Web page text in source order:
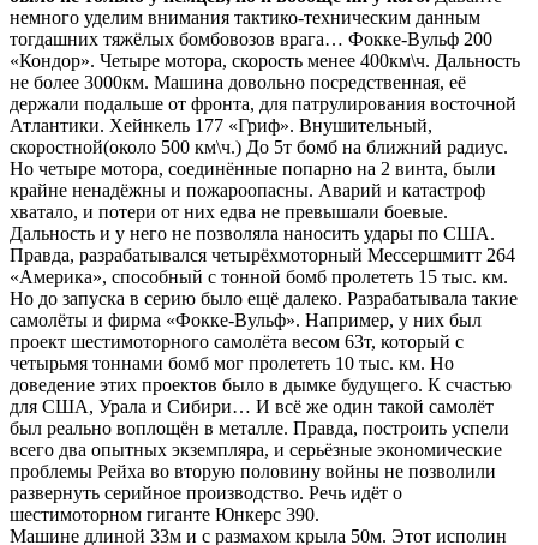
немного уделим внимания тактико-техническим данным
тогдашних тяжёлых бомбовозов врага… Фокке-Вульф 200
«Кондор». Четыре мотора, скорость менее 400км\ч. Дальность
не более 3000км. Машина довольно посредственная, её
держали подальше от фронта, для патрулирования восточной
Атлантики. Хейнкель 177 «Гриф». Внушительный,
скоростной(около 500 км\ч.) До 5т бомб на ближний радиус.
Но четыре мотора, соединённые попарно на 2 винта, были
крайне ненадёжны и пожароопасны. Аварий и катастроф
хватало, и потери от них едва не превышали боевые.
Дальность и у него не позволяла наносить удары по США.
Правда, разрабатывался четырёхмоторный Мессершмитт 264
«Америка», способный с тонной бомб пролететь 15 тыс. км.
Но до запуска в серию было ещё далеко. Разрабатывала такие
самолёты и фирма «Фокке-Вульф». Например, у них был
проект шестимоторного самолёта весом 63т, который с
четырьмя тоннами бомб мог пролететь 10 тыс. км. Но
доведение этих проектов было в дымке будущего. К счастью
для США, Урала и Сибири… И всё же один такой самолёт
был реально воплощён в металле. Правда, построить успели
всего два опытных экземпляра, и серьёзные экономические
проблемы Рейха во вторую половину войны не позволили
развернуть серийное производство. Речь идёт о
шестимоторном гиганте Юнкерс 390.
Машине длиной 33м и с размахом крыла 50м. Этот исполин